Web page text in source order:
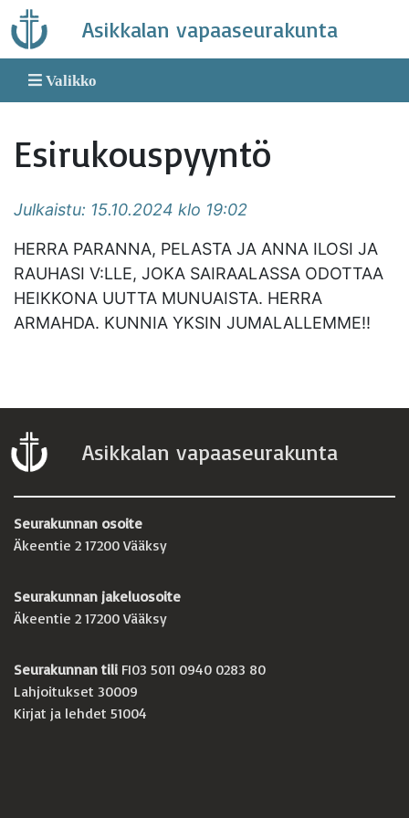
Skip
to
content
Asikkalan vapaaseurakunta
Valikko
Esirukouspyyntö
Julkaistu: 15.10.2024 klo 19:02
HERRA PARANNA, PELASTA JA ANNA ILOSI JA
RAUHASI V:LLE, JOKA SAIRAALASSA ODOTTAA
HEIKKONA UUTTA MUNUAISTA. HERRA
ARMAHDA. KUNNIA YKSIN JUMALALLEMME!!
Asikkalan vapaaseurakunta
Seurakunnan osoite
Äkeentie 2 17200 Vääksy
Seurakunnan jakeluosoite
Äkeentie 2 17200 Vääksy
Seurakunnan tili FI03 5011 0940 0283 80
Lahjoitukset 30009
Kirjat ja lehdet 51004